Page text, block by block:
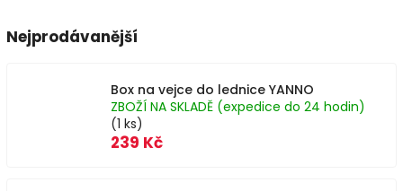
Nejprodávanější
Box na vejce do lednice YANNO
ZBOŽÍ NA SKLADĚ (expedice do 24 hodin)
(1 ks)
239 Kč